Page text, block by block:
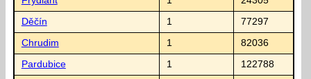
Děčín 1 77297
Chrudim 1 82036
Pardubice 1 122788